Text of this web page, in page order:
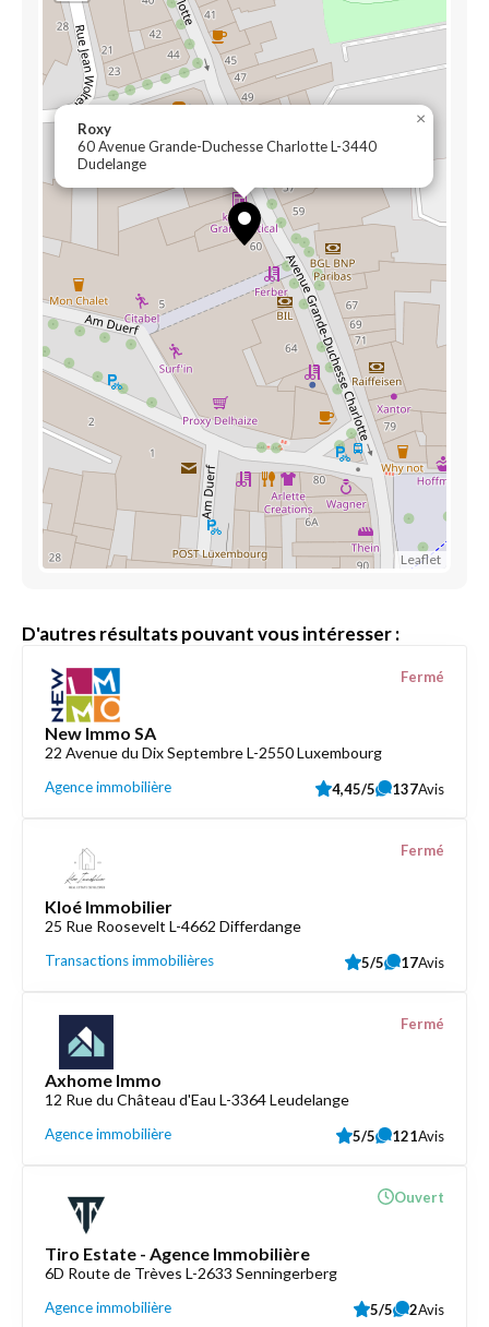
Roxy
60 Avenue Grande-Duchesse Charlotte L-3440
Dudelange
×
Leaflet
D'autres résultats pouvant vous intéresser :
New Immo SA
22 Avenue du Dix Septembre L-2550 Luxembourg
Agence immobilière
Fermé
4,45/5 137Avis
Kloé Immobilier
25 Rue Roosevelt L-4662 Differdange
Transactions immobilières
Fermé
5/5 17Avis
Axhome Immo
12 Rue du Château d'Eau L-3364 Leudelange
Agence immobilière
Fermé
5/5 121Avis
Tiro Estate - Agence Immobilière
6D Route de Trèves L-2633 Senningerberg
Agence immobilière
Ouvert
5/5 2Avis